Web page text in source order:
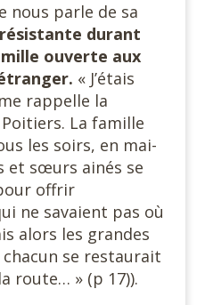
nous parle de sa
durant
ouverte aux
« J’étais
rappelle la
Poitiers. La famille
les soirs, en mai-
et sœurs ainés se
offrir
ne savaient pas où
alors les grandes
se restaurait
route… » (p 17)).